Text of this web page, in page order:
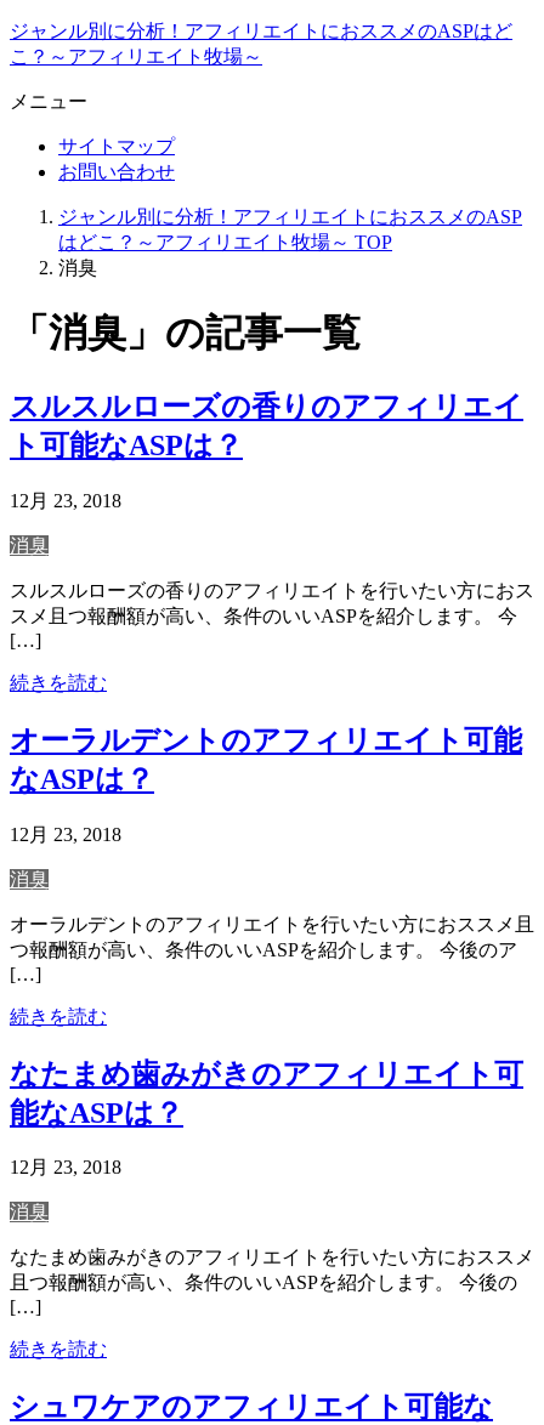
ジャンル別に分析！アフィリエイトにおススメのASPはど
こ？～アフィリエイト牧場～
メニュー
サイトマップ
お問い合わせ
ジャンル別に分析！アフィリエイトにおススメのASP
はどこ？～アフィリエイト牧場～ TOP
消臭
「消臭」の記事一覧
スルスルローズの香りのアフィリエイ
ト可能なASPは？
12月 23, 2018
消臭
スルスルローズの香りのアフィリエイトを行いたい方におス
スメ且つ報酬額が高い、条件のいいASPを紹介します。 今
[…]
続きを読む
オーラルデントのアフィリエイト可能
なASPは？
12月 23, 2018
消臭
オーラルデントのアフィリエイトを行いたい方におススメ且
つ報酬額が高い、条件のいいASPを紹介します。 今後のア
[…]
続きを読む
なたまめ歯みがきのアフィリエイト可
能なASPは？
12月 23, 2018
消臭
なたまめ歯みがきのアフィリエイトを行いたい方におススメ
且つ報酬額が高い、条件のいいASPを紹介します。 今後の
[…]
続きを読む
シュワケアのアフィリエイト可能な